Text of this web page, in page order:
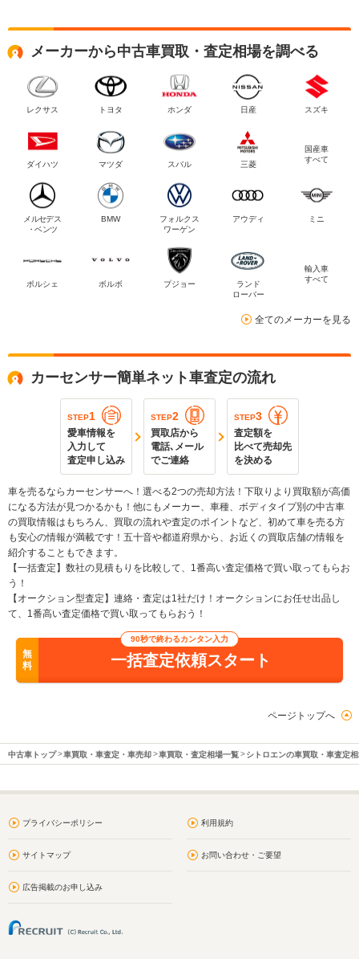
メーカーから中古車買取・査定相場を調べる
レクサス トヨタ ホンダ 日産 スズキ
ダイハツ マツダ スバル 三菱
国産車
すべて
メルセデス
・ベンツ
BMW
フォルクス
ワーゲン
アウディ ミニ
ポルシェ ボルボ プジョー
ランド
ローバー
輸入車
すべて
全てのメーカーを見る
カーセンサー簡単ネット車査定の流れ
STEP1
愛車情報を
入力して
査定申し込み
STEP2
買取店から
電話､メール
でご連絡
STEP3
査定額を
比べて売却先
を決める
車を売るならカーセンサーへ！選べる2つの売却方法！下取りより買取額が高価
になる方法が見つかるかも！他にもメーカー、車種、ボディタイプ別の中古車
の買取情報はもちろん、買取の流れや査定のポイントなど、初めて車を売る方
も安心の情報が満載です！五十音や都道府県から、お近くの買取店舗の情報を
紹介することもできます。
【一括査定】数社の見積もりを比較して、1番高い査定価格で買い取ってもらお
う！
【オークション型査定】連絡・査定は1社だけ！オークションにお任せ出品し
て、1番高い査定価格で買い取ってもらおう！
無
料
90秒で終わるカンタン入力
一括査定依頼スタート
ページトップへ
中古車トップ 車買取・車査定・車売却 車買取・査定相場一覧 シトロエンの車買取・車査定
プライバシーポリシー 利用規約
サイトマップ お問い合わせ・ご要望
広告掲載のお申し込み